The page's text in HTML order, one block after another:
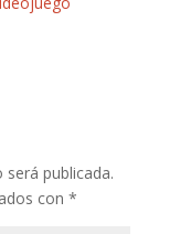
publicada.
con *